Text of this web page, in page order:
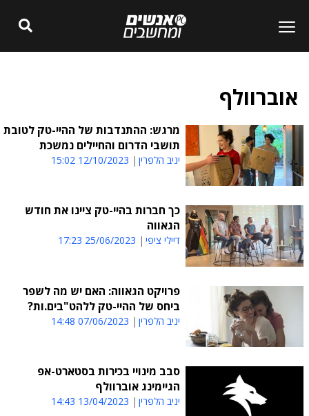
אוברוולף
מרגש: ההתנדבות של ההיי-טק לטובת
תושבי הדרום והחיילים נמשכת
יניב הלפרין 12/10/2023 15:02
כך חברות בהיי-טק ציינו את חודש
הגאווה
דיילי ציפי 25/06/2023 17:23
פרויקט הגאווה: האם יש מה לשפר
ביחס של ההיי-טק ללהט"בים.ות?
יניב הלפרין 07/06/2023 14:48
סבב מינויי בכירות בסטארט-אפ
הגיימינג אוברוולף
יניב הלפרין 13/04/2023 14:43